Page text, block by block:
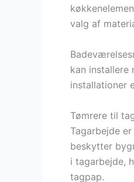
valg af
kan installere
installationer
Tømrere til
Tagarbejde
beskytter
i tagarbejde,
tagpap.